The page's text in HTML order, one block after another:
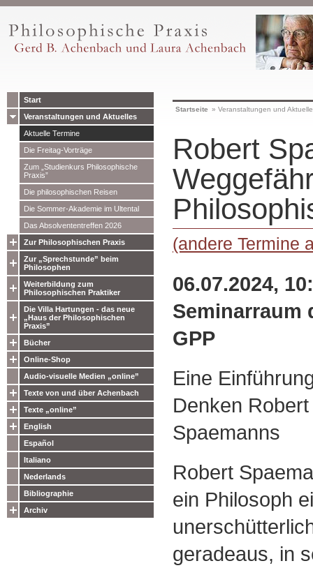
Start
Veranstaltungen und Aktuelles
Aktuelle Termine
Die Freitag-Vorträge
Zum „Studienkurs Philosophische
Praxis”
Die philosophischen Reisen
Die Sommer-Akademie im Ultental
Das Absolvententreffen 2026
Zur Philosophischen Praxis
Zur „Sprechstunde” beim
Philosophen
Weiterbildung zum
Philosophischen Praktiker
Die Villa Hartungen - das neue
„Haus der Philosophischen
Praxis”
Bücher
Online-Shop
Audio-visuelle Medien „online”
Texte von und über Achenbach
Texte „online”
English
Español
Italiano
Nederlands
Bibliographie
Archiv
Startseite » Veranstaltungen und
Robert
(andere Termine
06.07.2024,
Seminarraum
GPP
Eine
Denken Robert
Spaemanns
Robert
ein Philosoph
geradeaus, in